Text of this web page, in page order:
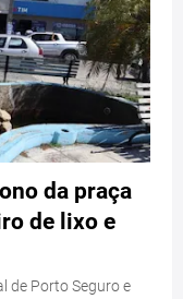
da praça
de lixo e
de Porto Seguro e